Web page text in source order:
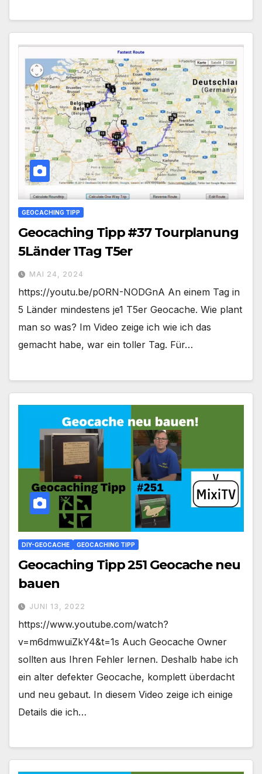
GEOCACHING TIPP
Geocaching Tipp #37 Tourplanung
5Länder 1Tag T5er
MAI 24, 2024
https://youtu.be/pORN-NODGnA An einem Tag in
5 Länder mindestens je1 T5er Geocache. Wie plant
man so was? Im Video zeige ich wie ich das
gemacht habe, war ein toller Tag. Für…
DIY-GEOCACHE GEOCACHING TIPP
Geocaching Tipp 251 Geocache neu
bauen
JUNI 13, 2022
https://www.youtube.com/watch?
v=m6dmwuiZkY4&t=1s Auch Geocache Owner
sollten aus Ihren Fehler lernen. Deshalb habe ich
ein alter defekter Geocache, komplett überdacht
und neu gebaut. In diesem Video zeige ich einige
Details die ich…